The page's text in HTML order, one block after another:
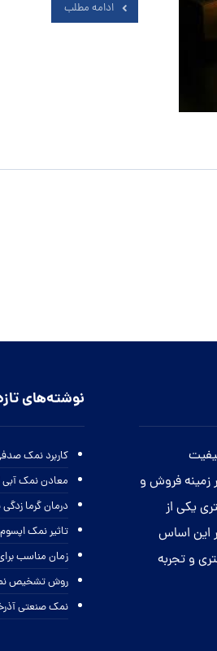
ادامه مطلب
زمینه فروش و
یکی از
این اساس
و تجربه
نوشته‌های
کاربرد نمک
معادن نمک آبی
درمان گرما
تاثیر نمک
زمان مناسب
روش تشخیص
نمک صنعتی